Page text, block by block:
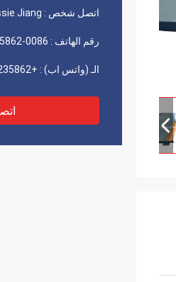
اتصل شخص : Jiang
رقم الهاتف : 0086-18953235862
الـ (واتس اب) : +8618953235862